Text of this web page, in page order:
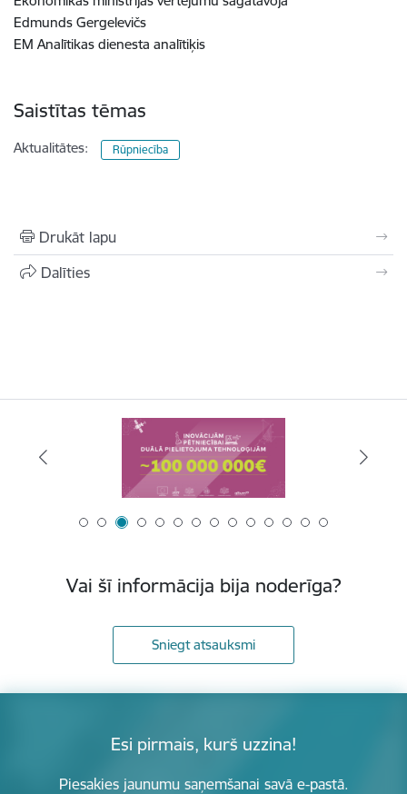
Edmunds Gergelevičs
EM Analītikas dienesta analītiķis
Saistītas tēmas
Aktualitātes: Rūpniecība
Drukāt lapu
Dalīties
Vai šī informācija bija noderīga?
Sniegt atsauksmi
Esi pirmais, kurš uzzina!
Piesakies jaunumu saņemšanai savā e-pastā.